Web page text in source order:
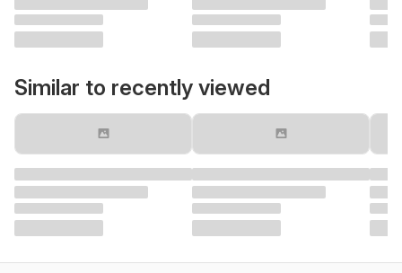
Similar to recently viewed